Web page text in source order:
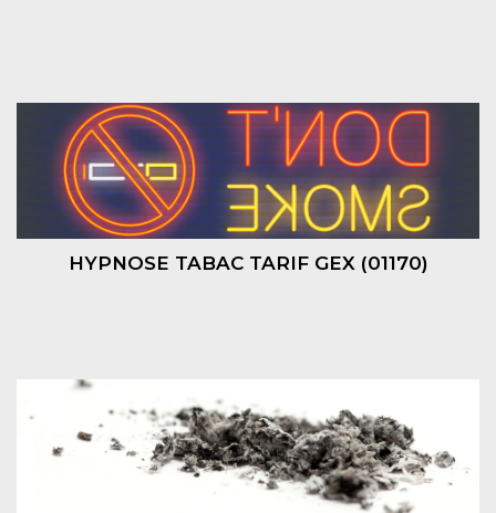
HYPNOSE TABAC TARIF GEX (01170)